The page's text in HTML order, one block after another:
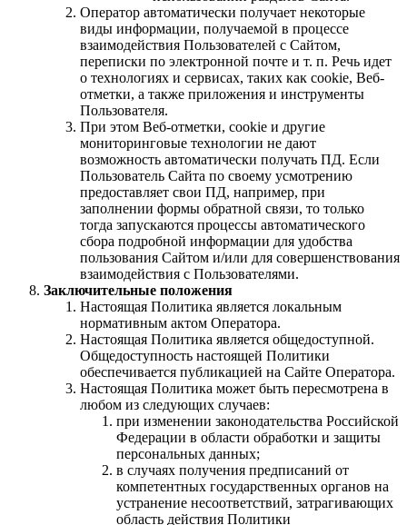
Оператор автоматически получает некоторые
виды информации, получаемой в процессе
взаимодействия Пользователей с Сайтом,
переписки по электронной почте и т. п. Речь идет
о технологиях и сервисах, таких как сookie, Веб-
отметки, а также приложения и инструменты
Пользователя.
При этом Веб-отметки, сookie и другие
мониторинговые технологии не дают
возможность автоматически получать ПД. Если
Пользователь Сайта по своему усмотрению
предоставляет свои ПД, например, при
заполнении формы обратной связи, то только
тогда запускаются процессы автоматического
сбора подробной информации для удобства
пользования Сайтом и/или для совершенствования
взаимодействия с Пользователями.
Заключительные положения
Настоящая Политика является локальным
нормативным актом Оператора.
Настоящая Политика является общедоступной.
Общедоступность настоящей Политики
обеспечивается публикацией на Сайте Оператора.
Настоящая Политика может быть пересмотрена в
любом из следующих случаев:
при изменении законодательства Российской
Федерации в области обработки и защиты
персональных данных;
в случаях получения предписаний от
компетентных государственных органов на
устранение несоответствий, затрагивающих
область действия Политики